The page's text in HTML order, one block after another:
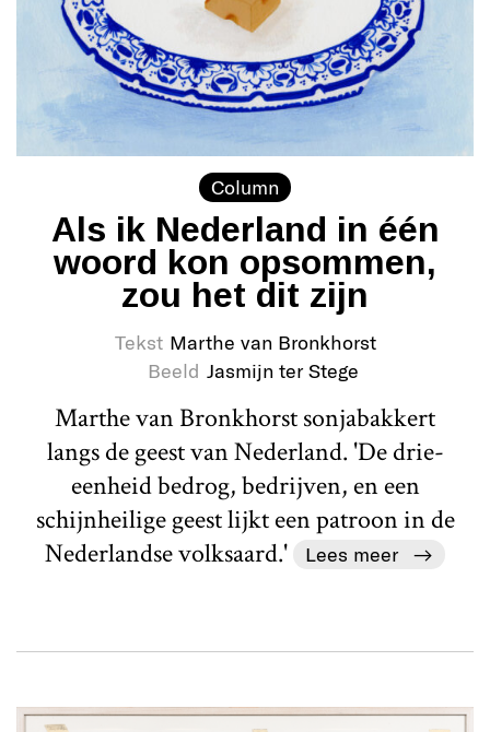
Column
Als ik Nederland in één
woord kon opsommen,
zou het dit zijn
Tekst Marthe van Bronkhorst
Beeld Jasmijn ter Stege
Marthe van Bronkhorst sonjabakkert
langs de geest van Nederland. 'De drie-
eenheid bedrog, bedrijven, en een
schijnheilige geest lijkt een patroon in de
Nederlandse volksaard.'
Lees meer